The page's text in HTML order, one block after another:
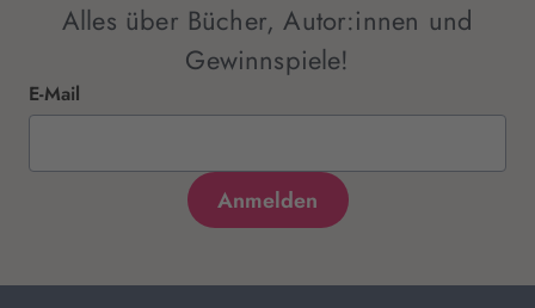
Alles über Bücher, Autor:innen und
Gewinnspiele!
E-Mail